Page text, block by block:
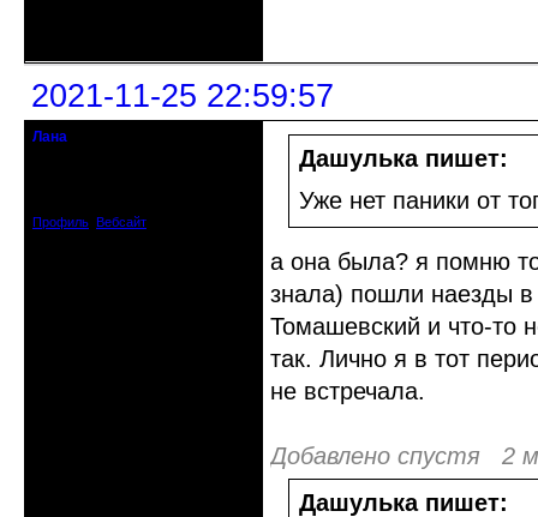
2021-11-25 22:59:57
Лана
Профиль Вебсайт
Дашулька пишет:
Уже нет паники от
а она была? я помню
знала) пошли наезды в
Томашевский и что-то
так. Лично я в тот
не встречала.
Добавлено спустя 2
Дашулька пишет: